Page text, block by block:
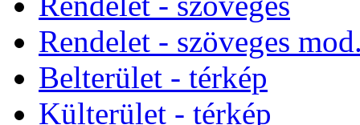
Rendelet - szöveges
Belterület - térkép
Külterület - térkép